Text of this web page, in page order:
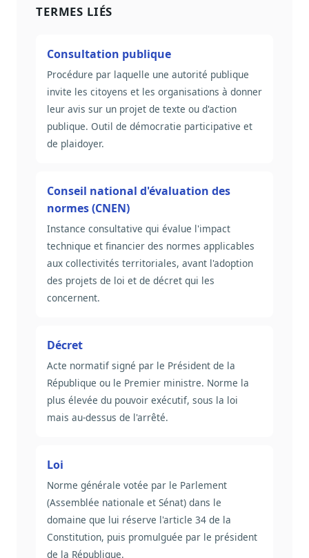
TERMES LIÉS
Consultation publique
Procédure par laquelle une autorité publique
invite les citoyens et les organisations à donner
leur avis sur un projet de texte ou d'action
publique. Outil de démocratie participative et
de plaidoyer.
Conseil national d'évaluation des
normes (CNEN)
Instance consultative qui évalue l'impact
technique et financier des normes applicables
aux collectivités territoriales, avant l'adoption
des projets de loi et de décret qui les
concernent.
Décret
Acte normatif signé par le Président de la
République ou le Premier ministre. Norme la
plus élevée du pouvoir exécutif, sous la loi
mais au-dessus de l'arrêté.
Loi
Norme générale votée par le Parlement
(Assemblée nationale et Sénat) dans le
domaine que lui réserve l'article 34 de la
Constitution, puis promulguée par le président
de la République.